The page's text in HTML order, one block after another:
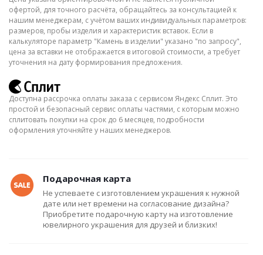
офертой, для точного расчёта, обращайтесь за консультацией к
нашим менеджерам, с учётом ваших индивидуальных параметров:
размеров, пробы изделия и характеристик вставок. Если в
калькуляторе параметр "Камень в изделии" указано "по запросу",
цена за вставки не отображается в итоговой стоимости, а требует
уточнения на дату формирования предложения.
Доступна рассрочка оплаты заказа с сервисом Яндекс Сплит. Это
простой и безопасный сервис оплаты частями, с которым можно
сплитовать покупки на срок до 6 месяцев, подробности
оформления уточняйте у наших менеджеров.
Подарочная карта
Не успеваете с изготовлением украшения к нужной
дате или нет времени на согласование дизайна?
Приобретите подарочную карту на изготовление
ювелирного украшения для друзей и близких!